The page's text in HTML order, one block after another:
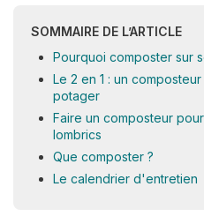
SOMMAIRE DE L’ARTICLE
Pourquoi composter sur
Le 2 en 1 : un
potager
Faire un composteur
lombrics
Que composter ?
Le calendrier d'entretien